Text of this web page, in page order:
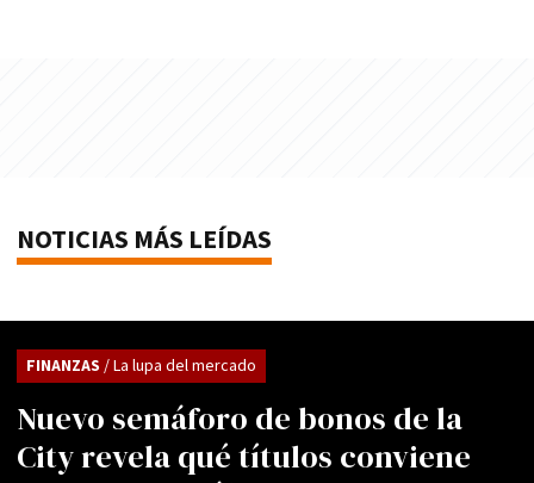
NOTICIAS MÁS LEÍDAS
Nuevo semáforo de bonos de la
City revela qué títulos conviene
FINANZAS / La lupa del mercado